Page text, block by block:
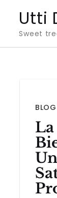
content
Utti
Sweet
BLOG